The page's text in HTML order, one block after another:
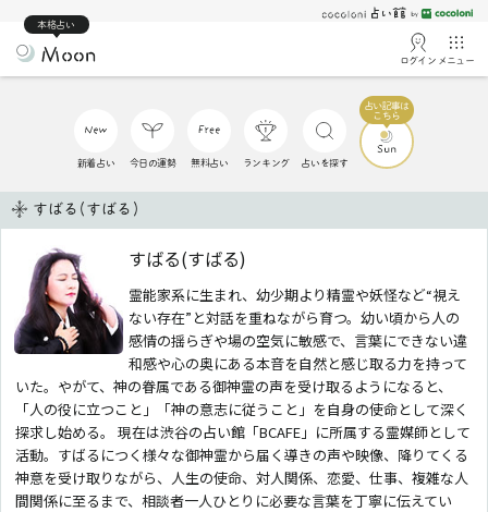
本格占い
ログイン メニュー
新着占い 今日の運勢 無料占い ランキング 占いを探す
すばる(すばる)
すばる(すばる)
霊能家系に生まれ、幼少期より精霊や妖怪など“視え
ない存在”と対話を重ねながら育つ。幼い頃から人の
感情の揺らぎや場の空気に敏感で、言葉にできない違
和感や心の奥にある本音を自然と感じ取る力を持って
いた。やがて、神の眷属である御神霊の声を受け取るようになると、
「人の役に立つこと」「神の意志に従うこと」を自身の使命として深く
探求し始める。 現在は渋谷の占い館「BCAFE」に所属する霊媒師として
活動。すばるにつく様々な御神霊から届く導きの声や映像、降りてくる
神意を受け取りながら、人生の使命、対人関係、恋愛、仕事、複雑な人
間関係に至るまで、相談者一人ひとりに必要な言葉を丁寧に伝えてい